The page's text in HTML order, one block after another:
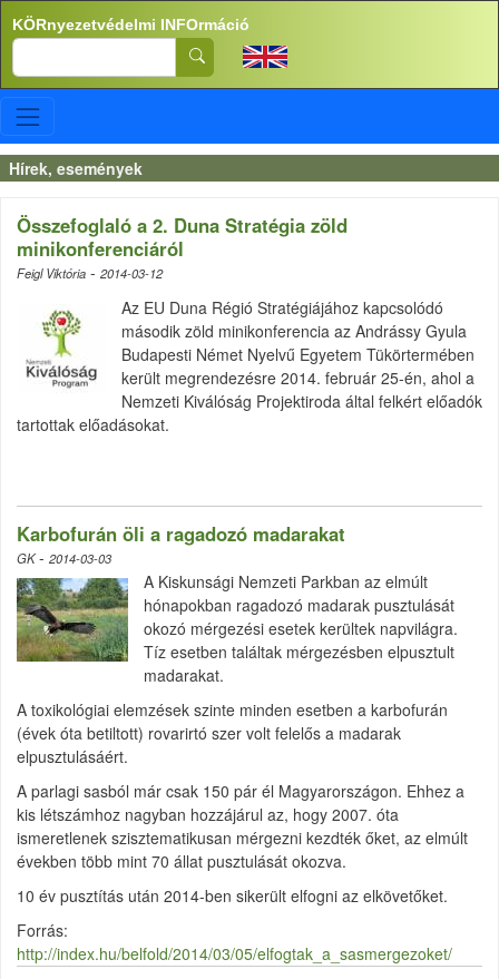
Ugrás a tartalomra
KÖRnyezetvédelmi INFOrmáció
Search
Hírek, események
Összefoglaló a 2. Duna Stratégia zöld
minikonferenciáról
Feigl Viktória - 2014-03-12
Az EU Duna Régió Stratégiájához kapcsolódó
második zöld minikonferencia az Andrássy Gyula
Budapesti Német Nyelvű Egyetem Tükörtermében
került megrendezésre 2014. február 25-én, ahol a
Nemzeti Kiválóság Projektiroda által felkért előadók
tartottak előadásokat.
Karbofurán öli a ragadozó madarakat
GK- 2014-03-03
A Kiskunsági Nemzeti Parkban az elmúlt
hónapokban ragadozó madarak pusztulását
okozó mérgezési esetek kerültek napvilágra.
Tíz esetben találtak mérgezésben elpusztult
madarakat.
A toxikológiai elemzések szinte minden esetben a karbofurán
(évek óta betiltott) rovarirtó szer volt felelős a madarak
elpusztulásáért.
A parlagi sasból már csak 150 pár él Magyarországon. Ehhez a
kis létszámhoz nagyban hozzájárul az, hogy 2007. óta
ismeretlenek szisztematikusan mérgezni kezdték őket, az elmúlt
években több mint 70 állat pusztulását okozva.
10 év pusztítás után 2014-ben sikerült elfogni az elkövetőket.
Forrás:
http://index.hu/belfold/2014/03/05/elfogtak_a_sasmergezoket/